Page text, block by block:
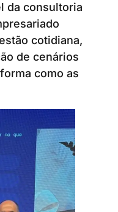
da consultoria
cotidiana,
de cenários
como as